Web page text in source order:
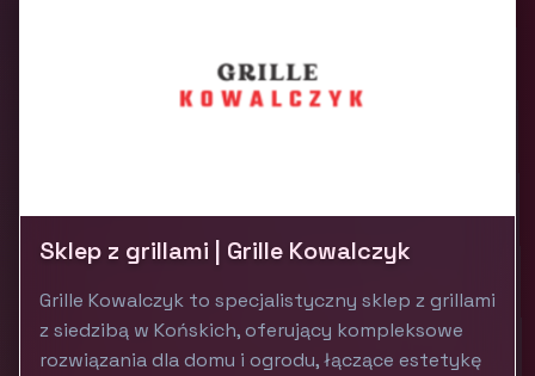
Sklep z grillami | Grille Kowalczyk
Grille Kowalczyk to specjalistyczny sklep z grillami
z siedzibą w Końskich, oferujący kompleksowe
rozwiązania dla domu i ogrodu, łączące estetykę